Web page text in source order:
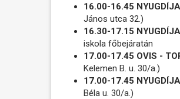
16.00-16.45
János utca 32.)
16.30-17.15
iskola főbejáratán
17.00-17.45 OVIS -
Kelemen B. u. 30/a.)
17.00-17.45
Béla u. 30/a.)